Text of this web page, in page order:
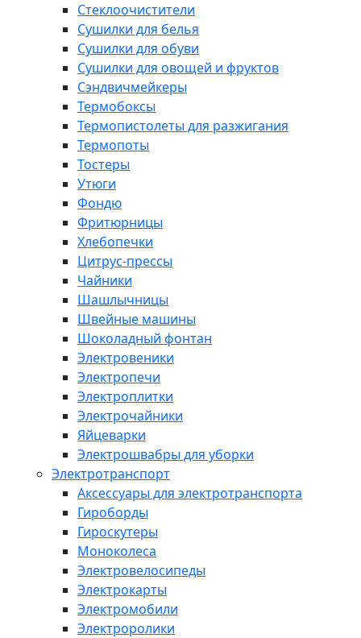
Стеклоочистители
Сушилки для белья
Сушилки для обуви
Сушилки для овощей и фруктов
Сэндвичмейкеры
Термобоксы
Термопистолеты для разжигания
Термопоты
Тостеры
Утюги
Фондю
Фритюрницы
Хлебопечки
Цитрус-прессы
Чайники
Шашлычницы
Швейные машины
Шоколадный фонтан
Электровеники
Электропечи
Электроплитки
Электрочайники
Яйцеварки
Электрошвабры для уборки
Электротранспорт
Аксессуары для электротранспорта
Гироборды
Гироскутеры
Моноколеса
Электровелосипеды
Электрокарты
Электромобили
Электроролики